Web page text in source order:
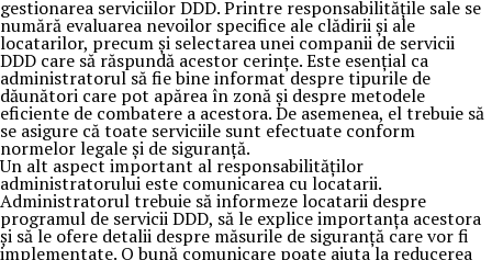
gestionarea serviciilor DDD. Printre responsabilitățile sale se
numără evaluarea nevoilor specifice ale clădirii și ale
locatarilor, precum și selectarea unei companii de servicii
DDD care să răspundă acestor cerințe. Este esențial ca
administratorul să fie bine informat despre tipurile de
dăunători care pot apărea în zonă și despre metodele
eficiente de combatere a acestora. De asemenea, el trebuie să
se asigure că toate serviciile sunt efectuate conform
normelor legale și de siguranță.
Un alt aspect important al responsabilităților
administratorului este comunicarea cu locatarii.
Administratorul trebuie să informeze locatarii despre
programul de servicii DDD, să le explice importanța acestora
și să le ofere detalii despre măsurile de siguranță care vor fi
implementate. O bună comunicare poate ajuta la reducerea